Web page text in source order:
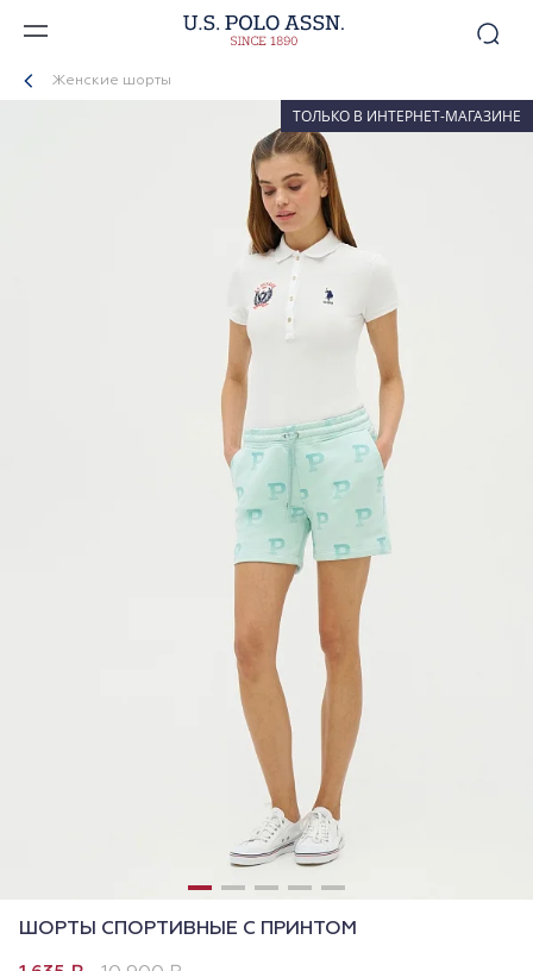
Женские шорты
ТОЛЬКО В ИНТЕРНЕТ-МАГАЗИНЕ
ШОРТЫ СПОРТИВНЫЕ С ПРИНТОМ